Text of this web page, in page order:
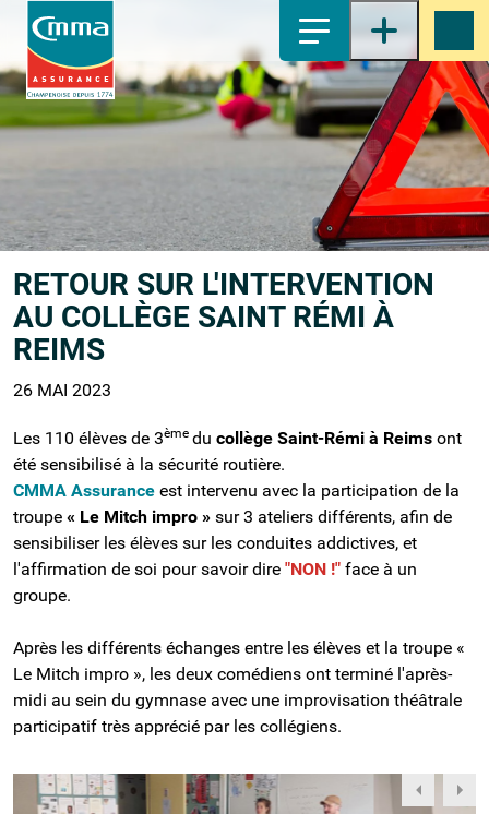
Contenu principal
2-Menu principal
3-Pied de page
4-Recherche
RETOUR SUR L'INTERVENTION
AU COLLÈGE SAINT RÉMI À
REIMS
26 MAI 2023
Les 110 élèves de 3ème du collège Saint-Rémi à Reims ont
été sensibilisé à la sécurité routière.
CMMA Assurance est intervenu avec la participation de la
troupe « Le Mitch impro » sur 3 ateliers différents, afin de
sensibiliser les élèves sur les conduites addictives, et
l'affirmation de soi pour savoir dire "NON !" face à un
groupe.
Après les différents échanges entre les élèves et la troupe «
Le Mitch impro », les deux comédiens ont terminé l'après-
midi au sein du gymnase avec une improvisation théâtrale
participatif très apprécié par les collégiens.